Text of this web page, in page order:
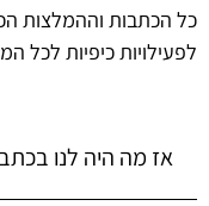
כל הכתבות וההמלצות
לפעילויות כיפיות לכל
אז מה היה לנו